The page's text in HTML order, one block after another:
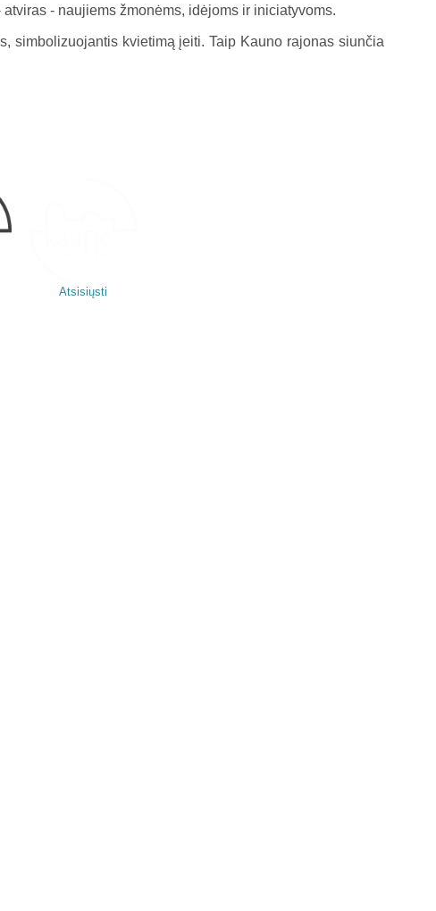
- naujiems žmonėms, idėjoms ir iniciatyvoms.
simbolizuojantis kvietimą įeiti. Taip Kauno rajonas siunčia
Atsisiųsti